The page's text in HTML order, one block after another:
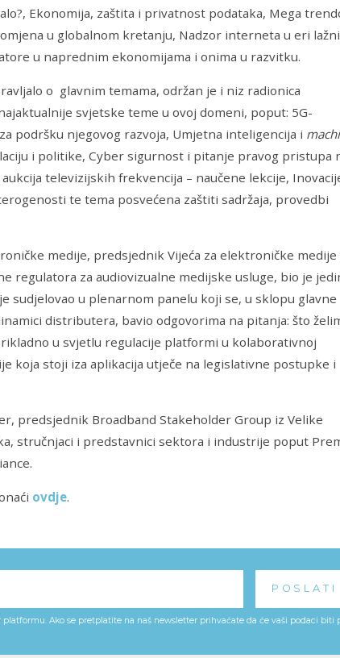
Ekonomija, zaštita i privatnost podataka, Mega
u globalnom kretanju, Nadzor interneta u eri
u naprednim ekonomijama i onima u razvitku.
o glavnim temama, održan je i niz radionica
svjetske teme u ovoj domeni, poput: 5G-
podršku njegovog razvoja, Umjetna inteligencija i
i politike, Cyber sigurnost i pitanje pravog pristupa
televizijskih frekvencija – naučene lekcije,
te tema posvećena zaštiti sadržaja, provedbi
medije, predsjednik Vijeća za elektroničke medije
regulatora za audiovizualne medijske usluge, bio je
sudjelovao u plenarnom panelu koji se, u sklopu glavne
distributera, bavio odgovorima na pitanja: što
u svjetlu regulacije platformi u kolaborativnoj
koja stoji iza aplikacija utječe na legislativne postupke i
predsjednik Broadband Stakeholder Group iz Velike
stručnjaci i predstavnici sektora i industrije poput
ovdje.
Ako se pretplatite na naš newsletter prihvaćate da će vaši podaci